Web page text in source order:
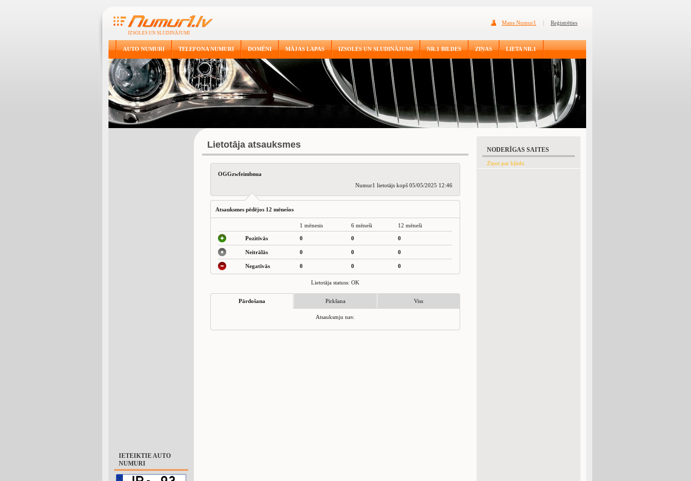
Mans Numur1 | Reģistrēties
IZSOLES UN SLUDINĀJUMI
AUTO NUMURI TELEFONA NUMURI DOMĒNI MĀJAS LAPAS IZSOLES UN SLUDINĀJUMI NR.1 BILDES ZIŅAS LIETA NR.1
IETEIKTIE AUTO
NUMURI
Lietotāja atsauksmes
OGGzwfeimbnua
Numur1 lietotājs kopš 05/05/2025 12:46
Atsauksmes pēdējos 12 mēnešos
1 mēnesis 6 mēneši 12 mēneši
Pozitīvās 0 0 0
Neitrālās 0 0 0
Negatīvās 0 0 0
Lietotāja statuss: OK
Pārdošana Pirkšana Viss
Atsauksmju nav.
NODERĪGAS SAITES
Ziņot par kļūdu